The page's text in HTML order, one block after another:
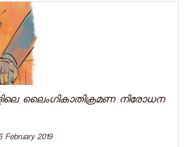
ലൈംഗികാതിക്രമണ നിരോധന
February 2019